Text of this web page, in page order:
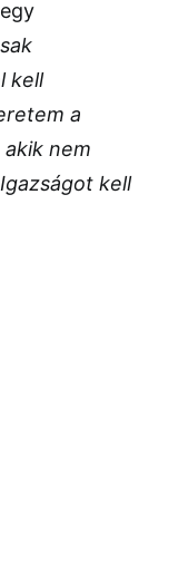
kell
a
nem
kell